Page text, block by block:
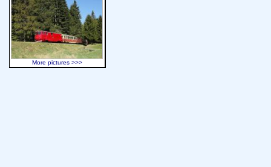
More pictures >>>